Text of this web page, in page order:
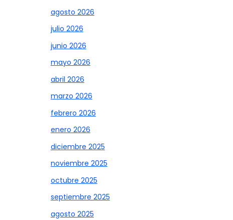
agosto 2026
julio 2026
junio 2026
mayo 2026
abril 2026
marzo 2026
febrero 2026
enero 2026
diciembre 2025
noviembre 2025
octubre 2025
septiembre 2025
agosto 2025